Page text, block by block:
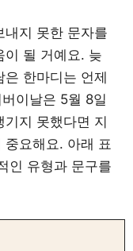
내지 못한 문자를
이 될 거예요. 늦
한마디는 언제
이날은 5월 8일
지 못했다면 지
요해요. 아래 표
인 유형과 문구를